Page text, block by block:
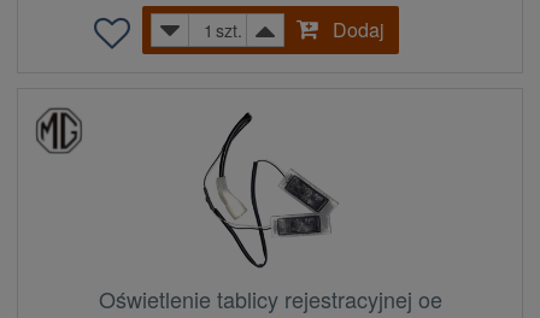
szt.
Dodaj
Oświetlenie tablicy rejestracyjnej oe